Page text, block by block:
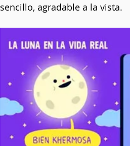
sencillo, agradable a la vista.